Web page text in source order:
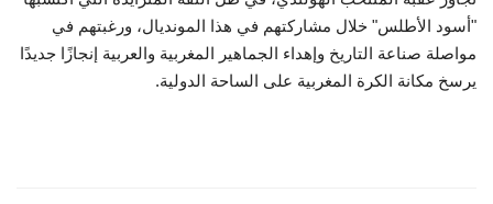
"أسود الأطلس" خلال مشاركتهم في هذا المونديال، ورغبتهم في
مواصلة صناعة التاريخ وإهداء الجماهير المغربية والعربية إنجازًا جديدًا
يرسخ مكانة الكرة المغربية على الساحة الدولية.